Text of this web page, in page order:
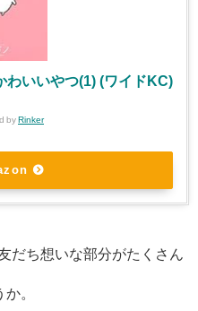
わいいやつ(1) (ワイドKC)
by Rinker
ち想いな部分がたくさん
。